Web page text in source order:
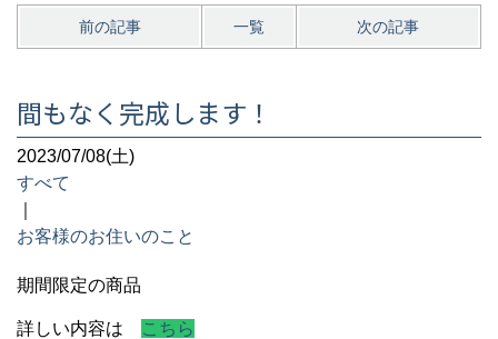
前の記事 一覧 次の記事
間もなく完成します！
2023/07/08(土)
すべて
お客様のお住いのこと
期間限定の商品
詳しい内容は こちら